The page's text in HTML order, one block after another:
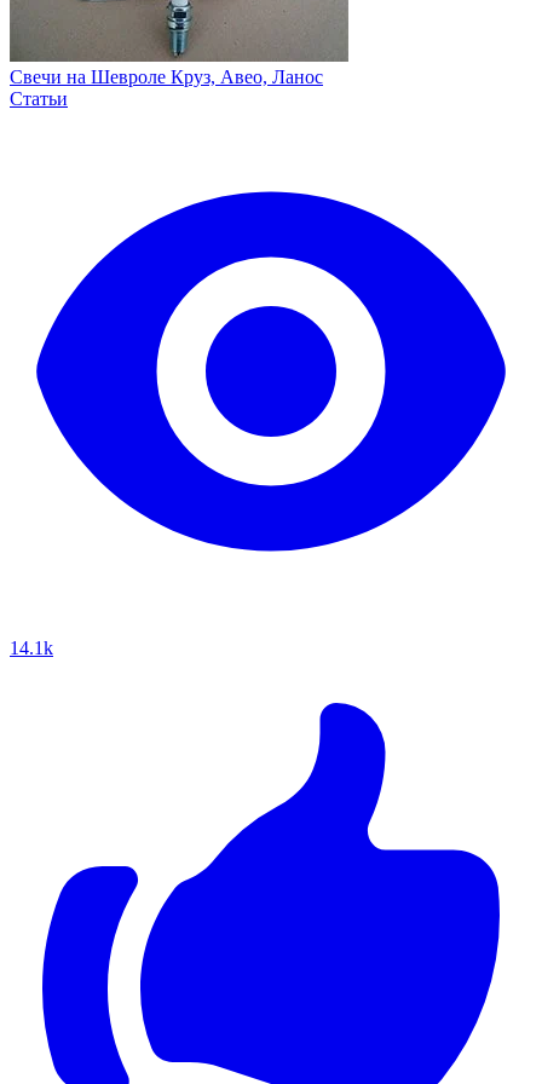
Свечи на Шевроле Круз, Авео, Ланос
Статьи
14.1k